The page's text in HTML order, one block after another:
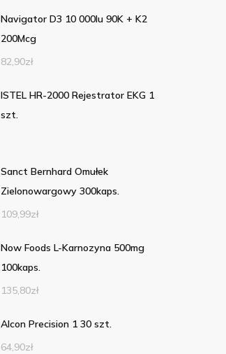
Navigator D3 10 000Iu 90K + K2
200Mcg
82,90zł
ISTEL HR-2000 Rejestrator EKG 1
szt.
Sanct Bernhard Omułek
Zielonowargowy 300kaps.
109,99zł
Now Foods L-Karnozyna 500mg
100kaps.
135,80zł
Alcon Precision 1 30 szt.
64,90zł